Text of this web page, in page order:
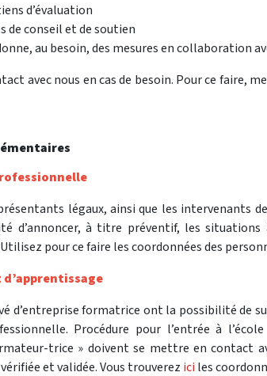
d’évaluation
de conseil et de soutien
au besoin, des mesures en collaboration
avec nous en cas de besoin. Pour ce faire,
légaux, ainsi que les intervenants
d’annoncer, à titre préventif, les
pour ce faire les coordonnées des
d’entreprise formatrice ont la possibilité de
Procédure pour l’entrée à
trice » doivent se mettre en contact
et validée. Vous trouverez ici les